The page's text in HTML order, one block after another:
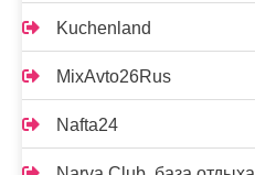
Kuchenland
MixAvto26Rus
Nafta24